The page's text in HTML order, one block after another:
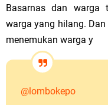
Basarnas dan warga
warga yang hilang.
menemukan warga y
@lombokepo